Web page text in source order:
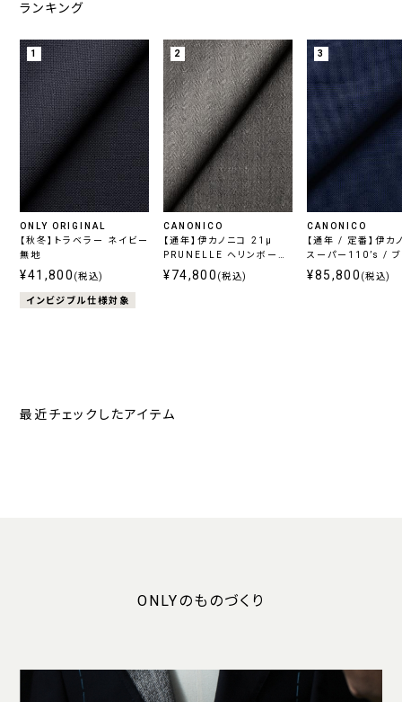
ランキング
1
ONLY ORIGINAL
【秋冬】トラベラー ネイビー
無地
¥41,800 (税込)
インビジブル仕様対象
2
CANONICO
【通年】伊カノニコ 21μ
PRUNELLE ヘリンボーン
グレー
¥74,800 (税込)
3
CANONICO
【通年 / 定番】伊カ
スーパー110’s /
ェック
¥85,800 (税込)
最近チェックしたアイテム
ONLYのものづくり